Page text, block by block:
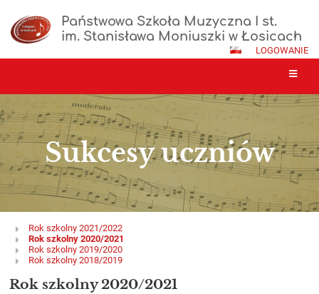
Państwowa Szkoła Muzyczna I st.
im. Stanisława Moniuszki w Łosicach
LOGOWANIE
Sukcesy uczniów
Sukcesy
uczniów
Rok szkolny 2021/2022
Rok szkolny 2020/2021
Rok szkolny 2019/2020
Rok szkolny 2018/2019
Rok szkolny 2020/2021